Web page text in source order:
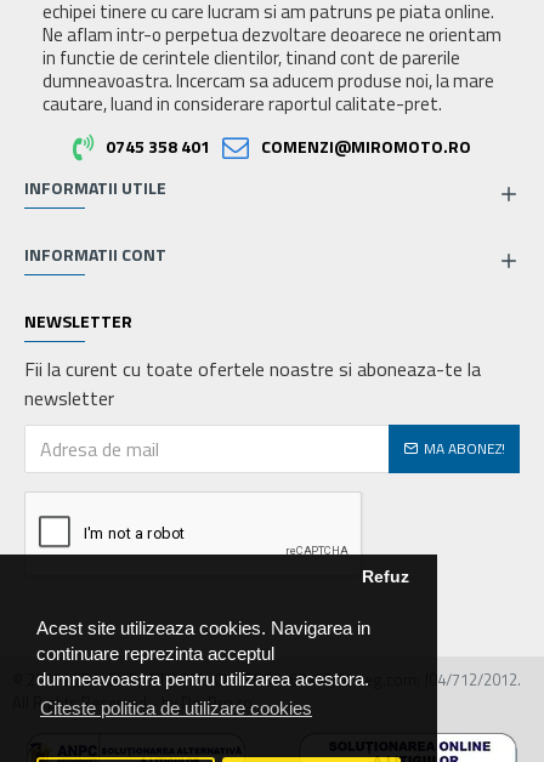
Acest site utilizeaza cookies. Navigarea in
continuare reprezinta acceptul
dumneavoastra pentru utilizarea acestora.
Citeste politica de utilizare cookies
Refuz
echipei tinere cu care lucram si am patruns pe piata online.
Ne aflam intr-o perpetua dezvoltare deoarece ne orientam
in functie de cerintele clientilor, tinand cont de parerile
dumneavoastra. Incercam sa aducem produse noi, la mare
cautare, luand in considerare raportul calitate-pret.
0745 358 401
COMENZI@MIROMOTO.RO
INFORMATII UTILE
INFORMATII CONT
NEWSLETTER
Fii la curent cu toate ofertele noastre si aboneaza-te la
newsletter
MA ABONEZ!
© 2026 MIRALEX PARTS SRL, CIF: RO30468586, Nr.reg.com: J04/712/2012.
All Rights Reserved - by DevPro.ro